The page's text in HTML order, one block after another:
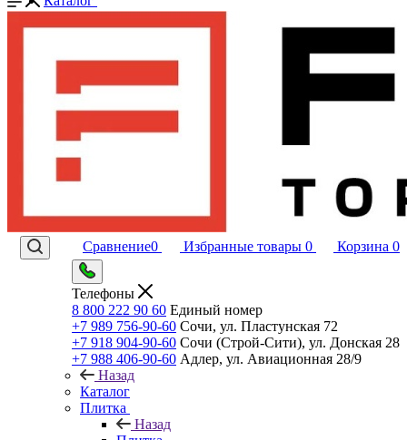
Сравнение0 Избранные товары 0 Корзина 0
Телефоны
8 800 222 90 60 Единый номер
+7 989 756-90-60 Сочи, ул. Пластунская 72
+7 918 904-90-60 Сочи (Строй-Сити), ул. Донская 28
+7 988 406-90-60 Адлер, ул. Авиационная 28/9
Назад
Каталог
Плитка
Назад